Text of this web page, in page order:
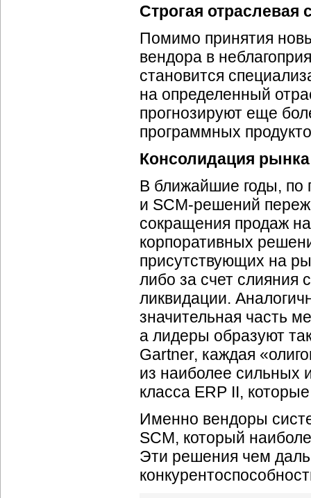
Строгая отраслевая
Помимо принятия
вендора в
становится
на определенный
прогнозируют еще
программных
Консолидация
В ближайшие годы, по
и SCM-решений
сокращения продаж
корпоративных
присутствующих на
либо за счет слияния
ликвидации.
значительная часть
а лидеры образуют
Gartner, каждая
из наиболее сильных
класса ERP II,
Именно вендоры
SCM, который
Эти решения чем